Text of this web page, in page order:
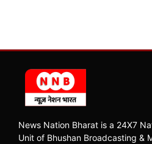
News Nation Bharat is a 24X7
Unit of Bhushan Broadcasting &